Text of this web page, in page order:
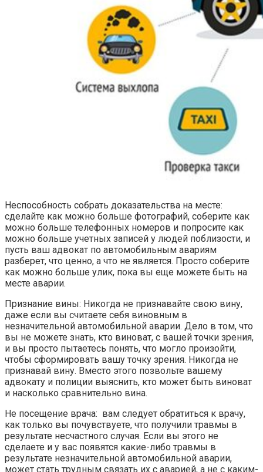
Неспособность собрать доказательства на месте:
сделайте как можно больше фотографий, соберите как
можно больше телефонных номеров и попросите как
можно больше учетных записей у людей поблизости, и
пусть ваш адвокат по автомобильным авариям
разберет, что ценно, а что не является. Просто соберите
как можно больше улик, пока вы еще можете быть на
месте аварии.
Признание вины: Никогда не признавайте свою вину,
даже если вы считаете себя виновным в
незначительной автомобильной аварии. Дело в том, что
вы не можете знать, кто виноват, с вашей точки зрения,
и вы просто пытаетесь понять, что могло произойти,
чтобы сформировать вашу точку зрения. Никогда не
признавай вину. Вместо этого позвольте вашему
адвокату и полиции выяснить, кто может быть виноват
и насколько сравнительно вина.
Не посещение врача: вам следует обратиться к врачу,
как только вы почувствуете, что получили травмы в
результате несчастного случая. Если вы этого не
сделаете и у вас появятся какие-либо травмы в
результате незначительной автомобильной аварии,
может стать трудным связать их с аварией, а не с каким-